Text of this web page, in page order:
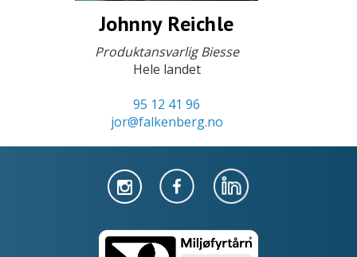
Johnny Reichle
Produktansvarlig Biesse
Hele landet
95 12 41 96
jor@falkenberg.no